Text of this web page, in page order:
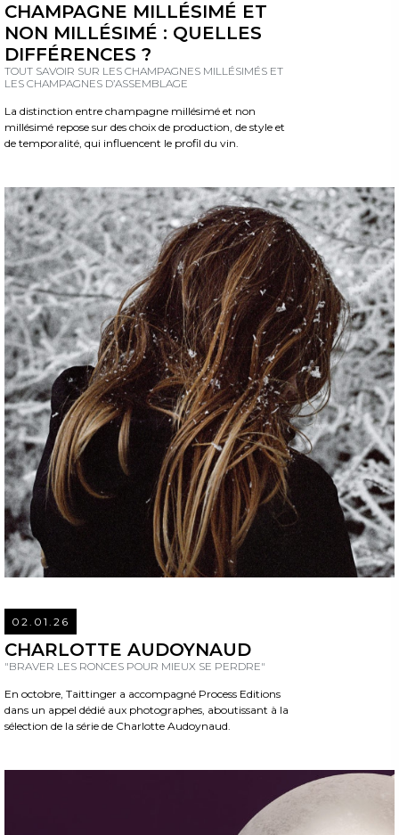
CHAMPAGNE MILLÉSIMÉ ET
NON MILLÉSIMÉ : QUELLES
DIFFÉRENCES ?
TOUT SAVOIR SUR LES CHAMPAGNES MILLÉSIMÉS ET
LES CHAMPAGNES D’ASSEMBLAGE
La distinction entre champagne millésimé et non
millésimé repose sur des choix de production, de style et
de temporalité, qui influencent le profil du vin.
02.01.26
CHARLOTTE AUDOYNAUD
"BRAVER LES RONCES POUR MIEUX SE PERDRE"
En octobre, Taittinger a accompagné Process Editions
dans un appel dédié aux photographes, aboutissant à la
sélection de la série de Charlotte Audoynaud.